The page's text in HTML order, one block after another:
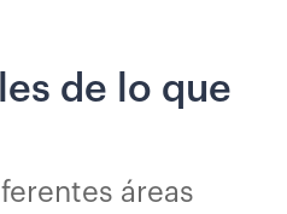
de lo que
áreas